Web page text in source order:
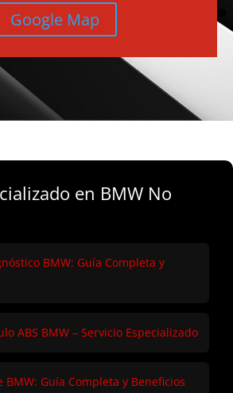
Google Map
en BMW No
BMW: Guía Completa y
ABS BMW – Servicio Especializado
BMW: Guía Completa y Beneficios